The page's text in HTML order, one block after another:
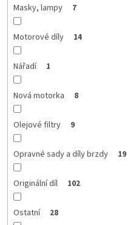
Masky, lampy 7
Motorové díly 14
Nářadí 1
Nová motorka 8
Olejové filtry 9
Opravné sady a díly brzdy 19
Originální díl 102
Ostatní 28